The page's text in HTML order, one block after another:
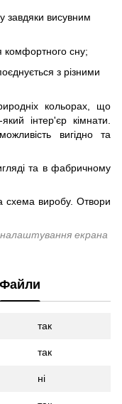
комфортного сну;
кольорах, що
інтер'єр кімнати.
вигідно та
та в фабричному
схема виробу. Отвори
налаштування екрана
Файли
так
так
ні